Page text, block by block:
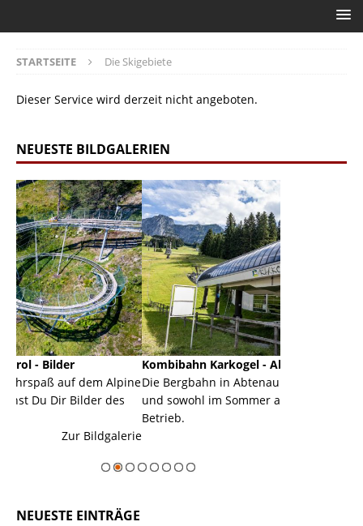
STARTSEITE Die Skigebiete
Dieser Service wird derzeit nicht angeboten.
NEUESTE BILDGALERIEN
Alpine
des
Kombibahn Karkogel - Abtenau - Salzburg
Die Bergbahn in Abtenau ist eine Kombibahn
und sowohl im Sommer als auch im Winter in
NEUESTE EINTRÄGE